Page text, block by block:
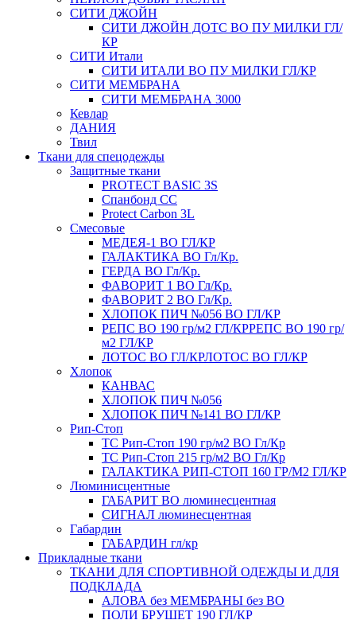
СИТИ ДЖОЙН
СИТИ ДЖОЙН ДОТС ВО ПУ МИЛКИ ГЛ/
КР
СИТИ Итали
СИТИ ИТАЛИ ВО ПУ МИЛКИ ГЛ/КР
СИТИ МЕМБРАНА
СИТИ МЕМБРАНА 3000
Кевлар
ДАНИЯ
Твил
Ткани для спецодежды
Защитные ткани
PROTECT BASIC 3S
Спанбонд СС
Protect Carbon 3L
Смесовые
МЕДЕЯ-1 ВО ГЛ/КР
ГАЛАКТИКА ВО Гл/Кр.
ГЕРДА ВО Гл/Кр.
ФАВОРИТ 1 ВО Гл/Кр.
ФАВОРИТ 2 ВО Гл/Кр.
ХЛОПОК ПИЧ №056 ВО ГЛ/КР
РЕПС ВО 190 гр/м2 ГЛ/КРРЕПС ВО 190 гр/
м2 ГЛ/КР
ЛОТОС ВО ГЛ/КРЛОТОС ВО ГЛ/КР
Хлопок
КАНВАС
ХЛОПОК ПИЧ №056
ХЛОПОК ПИЧ №141 ВО ГЛ/КР
Рип-Стоп
TC Рип-Стоп 190 гр/м2 ВО Гл/Кр
TC Рип-Стоп 215 гр/м2 ВО Гл/Кр
ГАЛАКТИКА РИП-СТОП 160 ГР/М2 ГЛ/КР
Люминисцентные
ГАБАРИТ ВО люминесцентная
СИГНАЛ люминесцентная
Габардин
ГАБАРДИН гл/кр
Прикладные ткани
ТКАНИ ДЛЯ СПОРТИВНОЙ ОДЕЖДЫ И ДЛЯ
ПОДКЛАДА
АЛОВА без МЕМБРАНЫ без ВО
ПОЛИ БРУШЕТ 190 ГЛ/КР